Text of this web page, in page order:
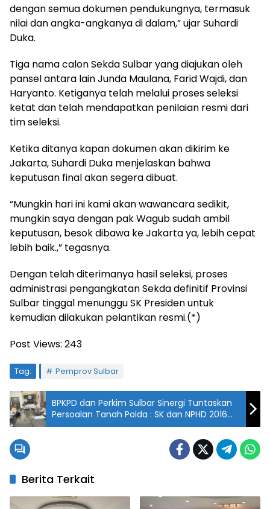
dengan semua dokumen pendukungnya, termasuk
nilai dan angka-angkanya di dalam,” ujar Suhardi
Duka.
Tiga nama calon Sekda Sulbar yang diajukan oleh
pansel antara lain Junda Maulana, Farid Wajdi, dan
Haryanto. Ketiganya telah melalui proses seleksi
ketat dan telah mendapatkan penilaian resmi dari
tim seleksi.
Ketika ditanya kapan dokumen akan dikirim ke
Jakarta, Suhardi Duka menjelaskan bahwa
keputusan final akan segera dibuat.
“Mungkin hari ini kami akan wawancara sedikit,
mungkin saya dengan pak Wagub sudah ambil
keputusan, besok dibawa ke Jakarta ya, lebih cepat
lebih baik.,” tegasnya.
Dengan telah diterimanya hasil seleksi, proses
administrasi pengangkatan Sekda definitif Provinsi
Sulbar tinggal menunggu SK Presiden untuk
kemudian dilakukan pelantikan resmi.(*)
Post Views: 243
Tag: Pemprov Sulbar
BPKPD dan Perkim Sulbar Sinergi Tuntaskan
Persoalan Tanah Polda : SK dan NPHD 2016
Dibahas Tuntas
Berita Terkait